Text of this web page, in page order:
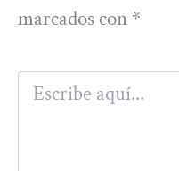
marcados con *
Escribe
aquí...